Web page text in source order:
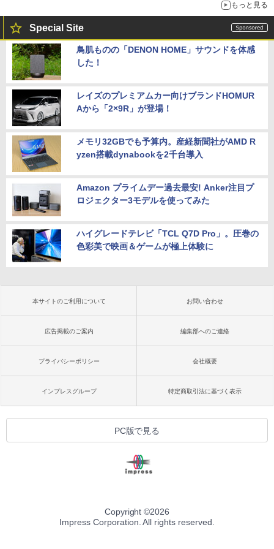
もっと見る
Special Site
鳥肌ものの「DENON HOME」サウンドを体感
した！
レイズのプレミアムカー向けブランドHOMUR
Aから「2×9R」が登場！
メモリ32GBでも予算内。産経新聞社がAMD R
yzen搭載dynabookを2千台導入
Amazon プライムデー過去最安! Anker注目プ
ロジェクター3モデルを使ってみた
ハイグレードテレビ「TCL Q7D Pro」。圧巻の
色彩美で映画＆ゲームが極上体験に
本サイトのご利用について お問い合わせ
広告掲載のご案内 編集部へのご連絡
プライバシーポリシー 会社概要
インプレスグループ 特定商取引法に基づく表示
PC版で見る
Copyright ©2026
Impress Corporation. All rights reserved.